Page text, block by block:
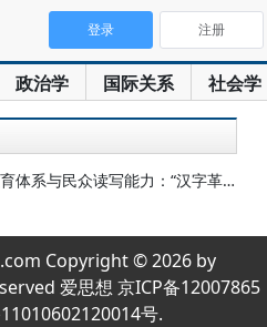
政治学 国际关系 社会学
登录 注册
与民众读写能力：“汉字革命”之长时段
Copyright © 2026 by
爱思想 京ICP备12007865
号.